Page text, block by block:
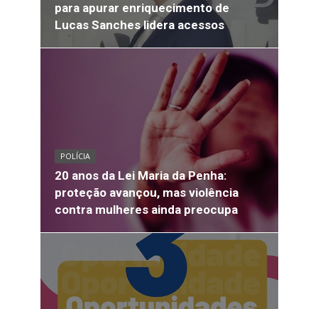
para apurar enriquecimento de
Lucas Sanches lidera acessos
POLÍCIA
20 anos da Lei Maria da Penha:
proteção avançou, mas violência
contra mulheres ainda preocupa